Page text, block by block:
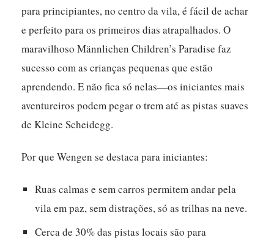
para principiantes, no centro da vila, é fácil de achar
e perfeito para os primeiros dias atrapalhados. O
maravilhoso Männlichen Children’s Paradise faz
sucesso com as crianças pequenas que estão
aprendendo. E não fica só nelas—os iniciantes mais
aventureiros podem pegar o trem até as pistas suaves
de Kleine Scheidegg.
Por que Wengen se destaca para iniciantes:
Ruas calmas e sem carros permitem andar pela
vila em paz, sem distrações, só as trilhas na neve.
Cerca de 30% das pistas locais são para